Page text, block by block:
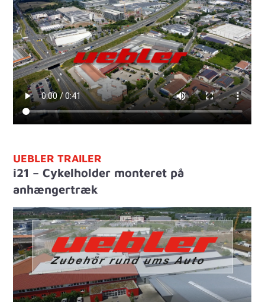
UEBLER TRAILER
i21 – Cykelholder monteret på
anhængertræk